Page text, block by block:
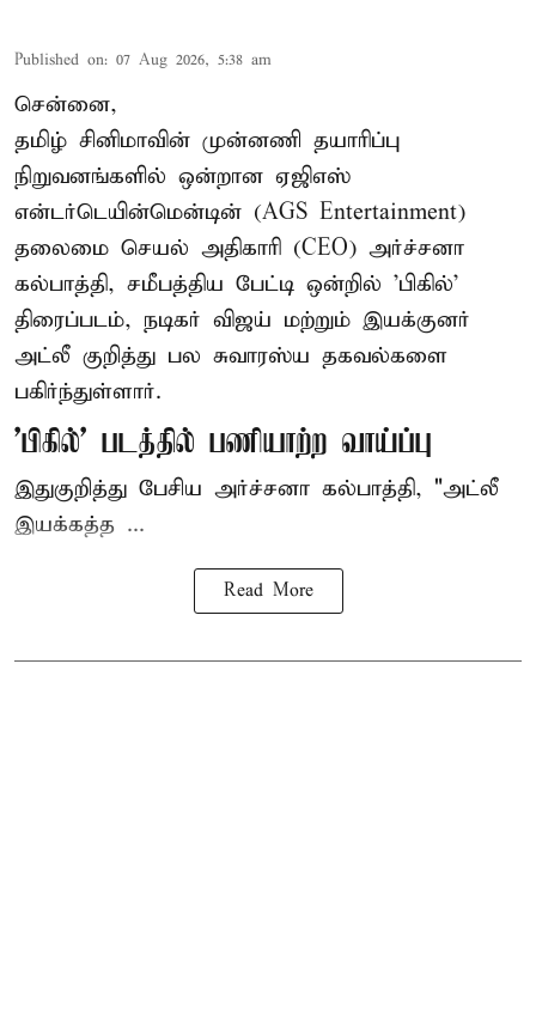
Published on: 07 Aug 2026, 5:38 am
சென்னை,
தமிழ் சினிமாவின் முன்னணி தயாரிப்பு
நிறுவனங்களில் ஒன்றான ஏஜிஎஸ்
என்டர்டெயின்மென்டின் (AGS Entertainment)
தலைமை செயல் அதிகாரி (CEO) அர்ச்சனா
கல்பாத்தி, சமீபத்திய பேட்டி ஒன்றில் 'பிகில்'
திரைப்படம், நடிகர் விஜய் மற்றும் இயக்குனர்
அட்லீ குறித்து பல சுவாரஸ்ய தகவல்களை
பகிர்ந்துள்ளார்.
'பிகில்' படத்தில் பணியாற்ற வாய்ப்பு
இதுகுறித்து பேசிய அர்ச்சனா கல்பாத்தி, "அட்லீ
இயக்கத்த ...
Read More